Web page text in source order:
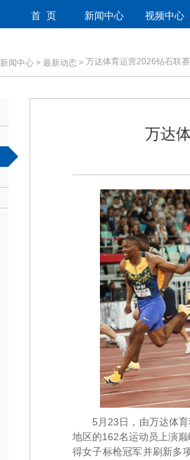
首 页 新闻中心 视频中心
新闻中心 > 最新动态 > 万达体育运营2026钻石联
万达
5月23日，由万达体
地区的162名运动员上演
得女子标枪冠军并刷新多